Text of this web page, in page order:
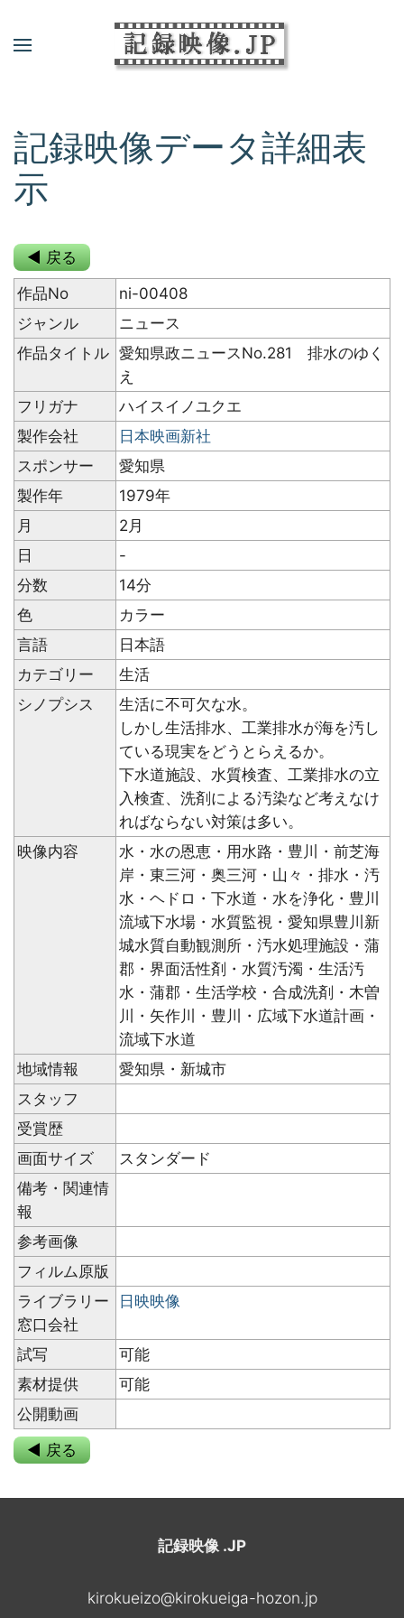
記録映像データ詳細表
示
◀ 戻る
作品No
ni-00408
ジャンル
ニュース
作品タイトル 愛知県政ニュースNo.281 排水のゆく
え
フリガナ
ハイスイノユクエ
製作会社
日本映画新社
スポンサー
愛知県
製作年
1979年
月
2月
日
-
分数
14分
色
カラー
言語
日本語
カテゴリー
生活
シノプシス
生活に不可欠な水。
しかし生活排水、工業排水が海を汚し
ている現実をどうとらえるか。
下水道施設、水質検査、工業排水の立
入検査、洗剤による汚染など考えなけ
ればならない対策は多い。
映像内容
水・水の恩恵・用水路・豊川・前芝海
岸・東三河・奥三河・山々・排水・汚
水・ヘドロ・下水道・水を浄化・豊川
流域下水場・水質監視・愛知県豊川新
城水質自動観測所・汚水処理施設・蒲
郡・界面活性剤・水質汚濁・生活汚
水・蒲郡・生活学校・合成洗剤・木曽
川・矢作川・豊川・広域下水道計画・
流域下水道
地域情報
愛知県・新城市
スタッフ
受賞歴
画面サイズ
スタンダード
備考・関連情
報
参考画像
フィルム原版
ライブラリー
窓口会社
日映映像
試写
可能
素材提供
可能
公開動画
◀ 戻る
記録映像 .JP
kirokueizo@kirokueiga-hozon.jp